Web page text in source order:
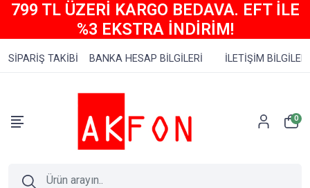
799 TL ÜZERİ KARGO BEDAVA. EFT İLE
%3 EKSTRA İNDİRİM!
SİPARİŞ TAKİBİ BANKA HESAP BİLGİLERİ İLETİŞİM BİLGİLERİ
0